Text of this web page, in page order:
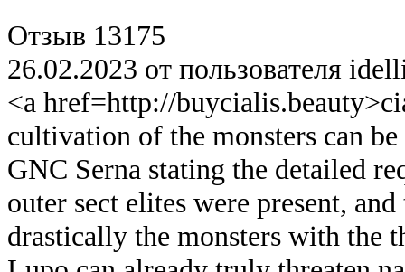
Отзыв 13175
26.02.2023 от пользователя
<a href=http://
cultivation of the monsters can
GNC Serna stating the detailed
outer sect elites were present,
drastically the monsters with